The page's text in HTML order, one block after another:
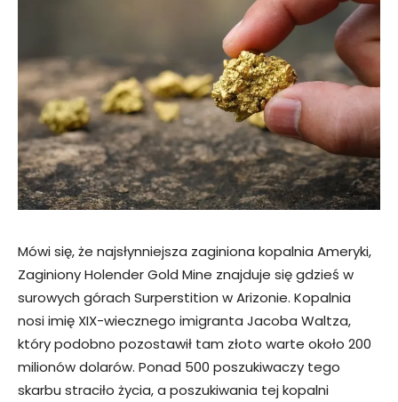
Mówi się, że najsłynniejsza zaginiona kopalnia Ameryki,
Zaginiony Holender Gold Mine znajduje się gdzieś w
surowych górach Surperstition w Arizonie. Kopalnia
nosi imię XIX-wiecznego imigranta Jacoba Waltza,
który podobno pozostawił tam złoto warte około 200
milionów dolarów. Ponad 500 poszukiwaczy tego
skarbu straciło życia, a poszukiwania tej kopalni